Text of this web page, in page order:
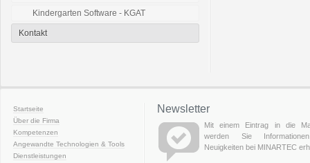
Kindergarten Software - KGAT
Kontakt
Startseite
Über die Firma
Kompetenzen
Angewandte Technologien & Tools
Dienstleistungen
Newsletter
Mit einem Eintrag in die
werden Sie
Neuigkeiten bei MINARTEC